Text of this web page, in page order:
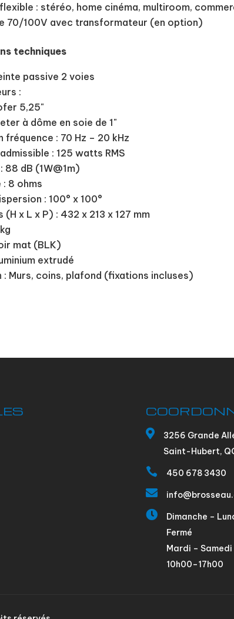
: stéréo, home cinéma, multiroom,
70/100V avec transformateur (en option)
techniques
passive 2 voies
:
5,25"
à dôme en soie de 1"
fréquence : 70 Hz – 20 kHz
: 125 watts RMS
88 dB (1W@1m)
: 8 ohms
: 100° x 100°
(H x L x P) : 432 x 213 x 127 mm
mat (BLK)
extrudé
: Murs, coins, plafond (fixations incluses)

3256 Grande
Saint-Hubert,
 450 678 3430


Dimanche –
Fermé
Mardi – Samedi
10h00–17h00